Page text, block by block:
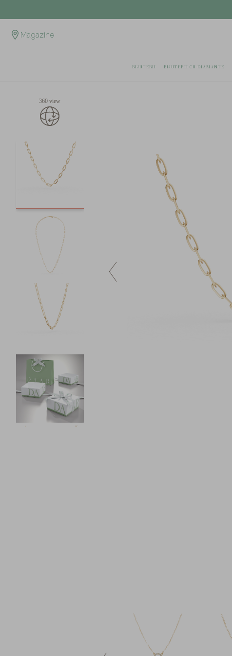
Magazine
BIJUTERII BIJUTERII CU DIAMANTE
360 view